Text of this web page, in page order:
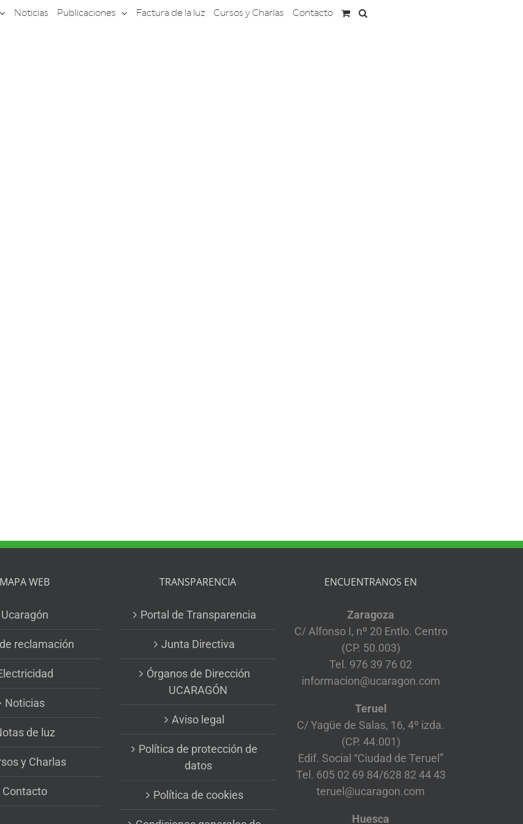
Noticias Publicaciones Factura de la luz Cursos y Charlas Contacto
MAPA WEB
Ucaragón
reclamación
Noticias
de luz
y Charlas
Contacto
TRANSPARENCIA
Portal de Transparencia
Junta Directiva
Órganos de Dirección
UCARAGÓN
Aviso legal
Política de protección de
datos
Política de cookies
ENCUENTRANOS EN
Zaragoza
C/ Alfonso I, nº 20 Entlo. Centro
(CP. 50.003)
Tel. 976 39 76 02
informacion@ucaragon.com
Teruel
C/ Yagüe de Salas, 16, 4º izda.
(CP. 44.001)
Edif. Social “Ciudad de Teruel”
Tel. 605 02 69 84/628 82 44 43
teruel@ucaragon.com
Huesca